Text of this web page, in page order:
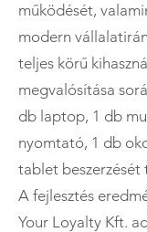
működését,
modern
teljes körű
megvalósítása
db laptop, 1 db
nyomtató, 1 db
tablet beszerzését
A fejlesztés
Your Loyalty Kft.